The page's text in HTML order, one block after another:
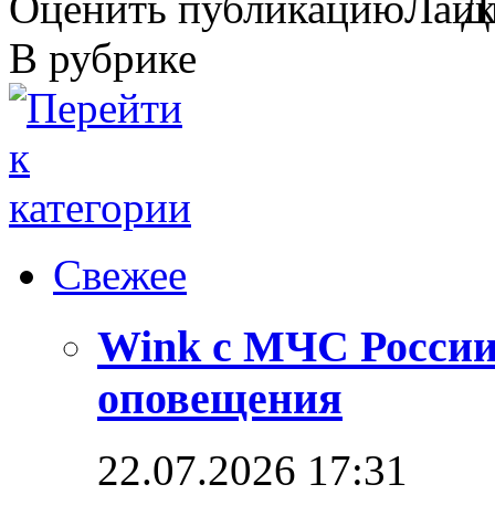
В рубрике
Свежее
Wink с МЧС России
оповещения
22.07.2026 17:31